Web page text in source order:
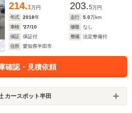
214.1万円 203.5万円
年式
2018年 走行 5.0万km
車検
'27/10 修復
なし
保証
保証付 整備
法定整備付
住所
愛知県半田市
確認・見積依頼
カースポット半田